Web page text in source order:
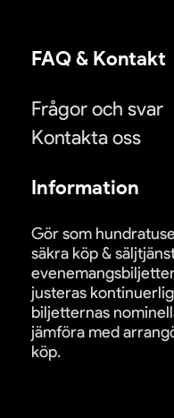
FAQ & Kontakt
Frågor och svar
Kontakta oss
Information
Gör som
säkra köp &
justeras
biljetternas
jämföra med
köp.